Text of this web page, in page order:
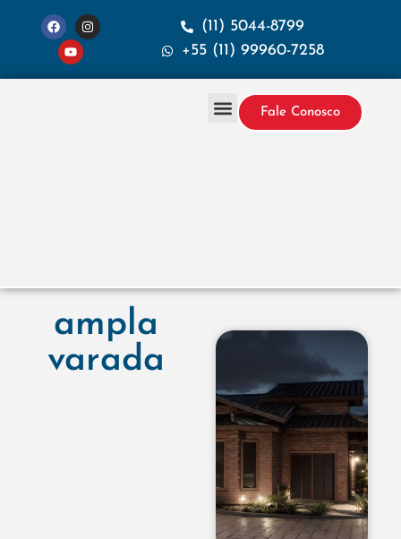
(11) 5044-8799
+55 (11) 99960-7258
Fale Conosco
ampla
varada